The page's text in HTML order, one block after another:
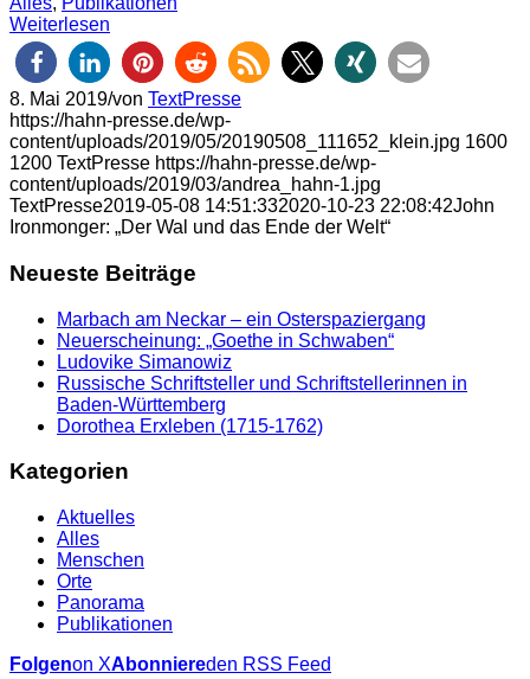
Weiterlesen
8. Mai 2019/von TextPresse
https://hahn-presse.de/wp-
content/uploads/2019/05/20190508_111652_klein.jpg 1600
1200 TextPresse https://hahn-presse.de/wp-
content/uploads/2019/03/andrea_hahn-1.jpg
TextPresse2019-05-08 14:51:332020-10-23 22:08:42John
Ironmonger: „Der Wal und das Ende der Welt“
Neueste Beiträge
Marbach am Neckar – ein Osterspaziergang
Neuerscheinung: „Goethe in Schwaben“
Ludovike Simanowiz
Russische Schriftsteller und Schriftstellerinnen in
Baden-Württemberg
Dorothea Erxleben (1715-1762)
Kategorien
Aktuelles
Alles
Menschen
Orte
Panorama
Publikationen
Folgenon XAbonniereden RSS Feed